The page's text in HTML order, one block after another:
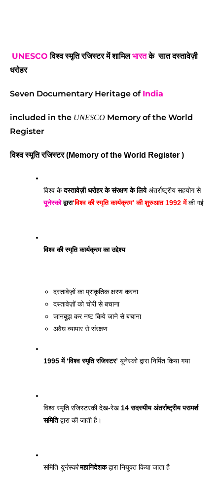
UNESCO विश्व स्मृति रजिस्टर में शामिलभारतके सात दस्तावेज़ी
धरोहर
Seven Documentary Heritage of India
included in the UNESCO Memory of the World
Register
विश्व स्मृति रजिस्टर (Memory of the World Register )
विश्व के दस्तावेज़ी धरोहर के संरक्षण के लिये
अंतर्राष्ट्रीय सहयोग से
यूनेस्को द्वारा‘विश्व की स्मृति कार्यक्रम’ की शुरुआत 1992 में की गई
विश्व की स्मृति कार्यक्रम का उद्देश्य
दस्तावेज़ों का प्राकृतिक क्षरण करना
दस्तावेज़ों को चोरी से बचाना
जानबूझ कर नष्ट किये जाने से बचाना
अवैध व्यापार से संरक्षण
1995 में ‘विश्व स्मृति रजिस्टर’ यूनेस्को द्वारा निर्मित किया गया
विश्व स्मृति रजिस्टरकी देख-रेख 14 सदस्यीय अंतर्राष्ट्रीय परामर्श
समिति द्वारा की जाती है।
समिति यूनेस्को महानिदेशक द्वारा नियुक्त किया जाता है